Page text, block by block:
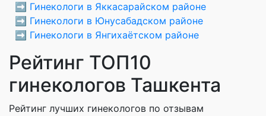
➡️ Гинекологи в Яккасарайском районе
➡️ Гинекологи в Юнусабадском районе
➡️ Гинекологи в Янгихаётском районе
Рейтинг ТОП10
гинекологов Ташкента
Рейтинг лучших гинекологов по отзывам